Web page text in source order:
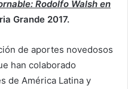
Rodolfo Walsh en
Grande 2017.
de aportes novedosos
han colaborado
de América Latina y